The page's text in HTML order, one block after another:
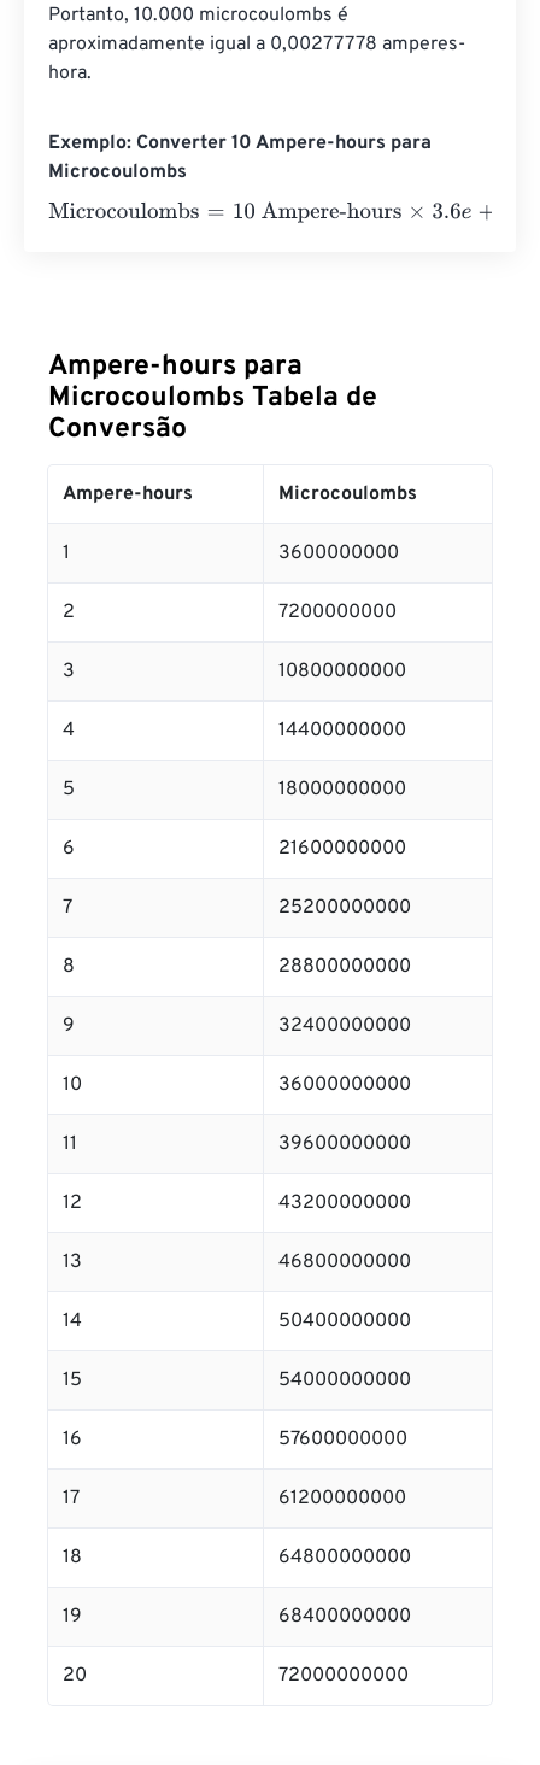
Portanto, 10.000 microcoulombs é
aproximadamente igual a 0,00277778 amperes-
hora.
Exemplo: Converter 10 Ampere-hours para
Microcoulombs
Microcoulombs=10 Ampere-hours×3.6e+ 9=
Ampere-hours para
Microcoulombs Tabela de
Conversão
Ampere-hours Microcoulombs
1 3600000000
2 7200000000
3 10800000000
4 14400000000
5 18000000000
6 21600000000
7 25200000000
8 28800000000
9 32400000000
10 36000000000
11 39600000000
12 43200000000
13 46800000000
14 50400000000
15 54000000000
16 57600000000
17 61200000000
18 64800000000
19 68400000000
20 72000000000